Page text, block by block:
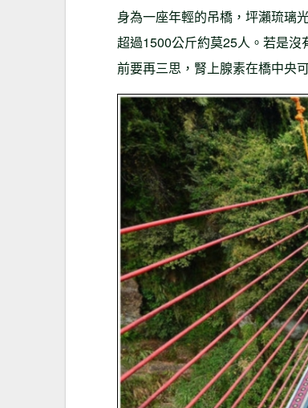
身為一座年輕的吊橋，坪瀨琉璃
超過1500公斤約莫25人。若是
前要再三思，腎上腺素在橋中央